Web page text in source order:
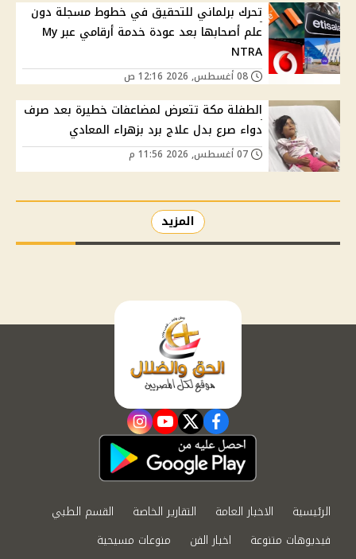
تحرك برلماني للتحقيق في خطوط مسجلة دون
علم أصحابها بعد عودة خدمة أرقامي عبر My
NTRA
الطفلة مكة تتعرض لمضاعفات خطيرة بعد صرف
دواء صرع بدل علاج برد بزهراء المعادي
المزيد
facebook
twitter
youtube
instagram
الرئيسية الاخبار العامة التقارير الخاصة
القسم الطبي
فيديوهات متنوعة
اخبار الفن
منوعات مسيحية